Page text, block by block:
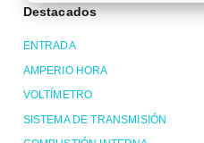
Destacados
ENTRADA
AMPERIO HORA
VOLTÍMETRO
SISTEMA DE TRANSMISIÓN